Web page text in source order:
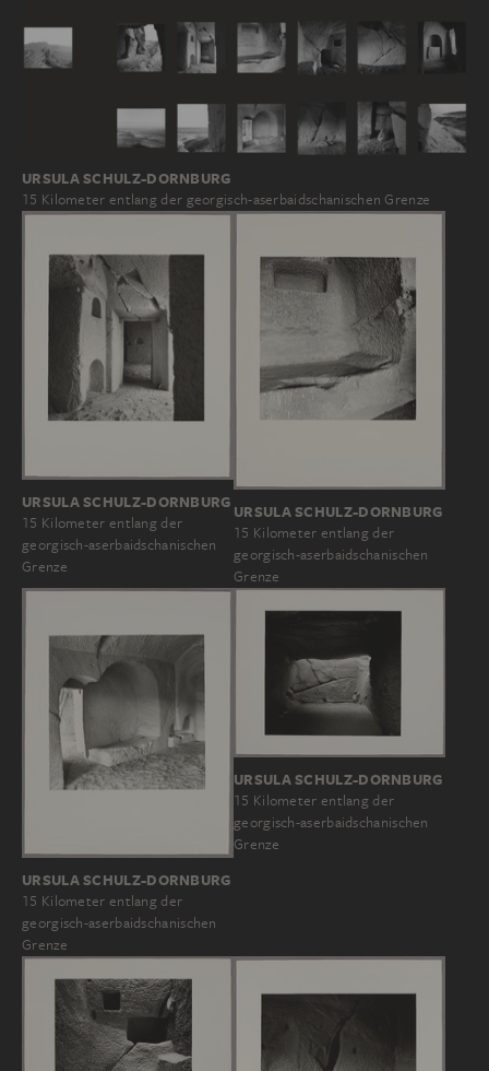
URSULA SCHULZ-DORNBURG
15 Kilometer entlang der georgisch-aserbaidschanischen Grenze
URSULA SCHULZ-DORNBURG
15 Kilometer entlang der
georgisch-aserbaidschanischen
Grenze
URSULA SCHULZ-DORNBURG
15 Kilometer entlang der
georgisch-aserbaidschanischen
Grenze
URSULA SCHULZ-DORNBURG
15 Kilometer entlang der
georgisch-aserbaidschanischen
Grenze
URSULA SCHULZ-DORNBURG
15 Kilometer entlang der
georgisch-aserbaidschanischen
Grenze